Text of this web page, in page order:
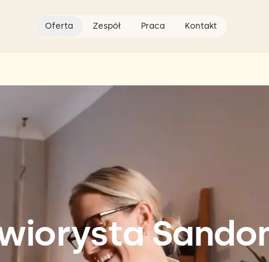
Oferta Zespół Praca Kontakt